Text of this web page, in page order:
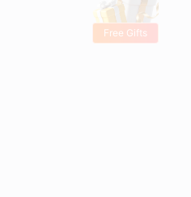
Free Gifts